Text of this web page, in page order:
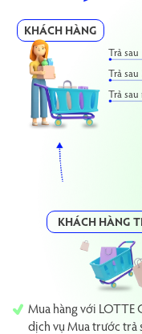
KHÁCH HÀNG
Trả
Trả
Trả
KHÁCH HÀNG
Mua hàng với LOTTE
dịch vụ Mua trước trả